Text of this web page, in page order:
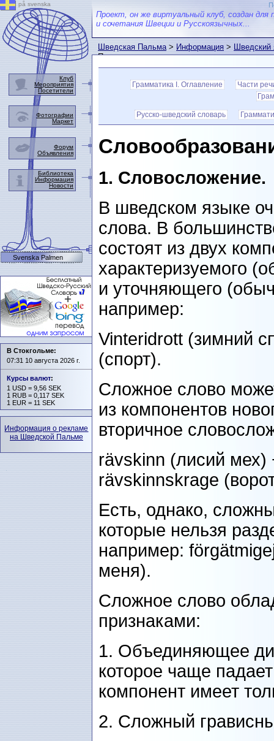
Проект, он же виртуальный клуб, создан для
и сочетания Швеции и Русскоязычных...
Шведская Пальма>Информация>Шведский
Птицын
Грамматика I. Оглавление
Части
Русско-шведский словарь
1. Словосложение.
В шведском языке
слова. В
состоят из двух
характеризуемого
и уточняющего
например:
Vinteridrott (зимний
(спорт).
Сложное слово
из компонентов
вторичное
rävskinn (лисий мех)
rävskinnskrage
Есть, однако,
которые нельзя
например:
меня).
Сложное слово
признаками:
1. Объединяющее
которое чаще
компонент имеет
2. Сложный
på svenska
Клуб
Мероприятия
Посетители
Фотографии
Маркет
Форум
Объявления
Библиотека
Информация
Новости
Svenska Palmen
В Стокгольме:
07:31 10 августа 2026 г.
Курсы валют:
1 USD = 9,56 SEK
1 RUB = 0,117 SEK
1 EUR = 11 SEK
Информация о рекламе
на Шведской Пальме